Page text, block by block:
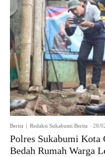
Berita Redaksi Sukabumi Berita - 28/
Polres Sukabumi Kota
Bedah Rumah Warga